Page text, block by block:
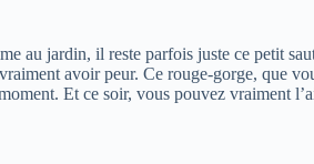
au jardin, il reste parfois juste ce petit
avoir peur. Ce rouge-gorge, que
Et ce soir, vous pouvez vraiment